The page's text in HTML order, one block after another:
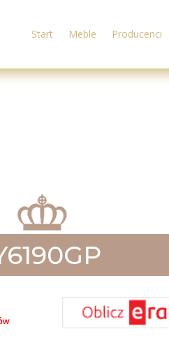
Start Meble Producenci